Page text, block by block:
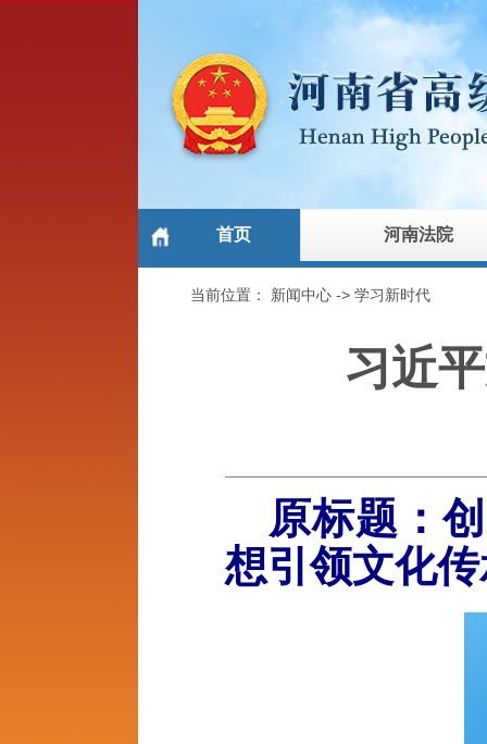
首页 河南法院
当前位置： 新闻中心 ->学习新时代
习近
原标题：
想引领文化